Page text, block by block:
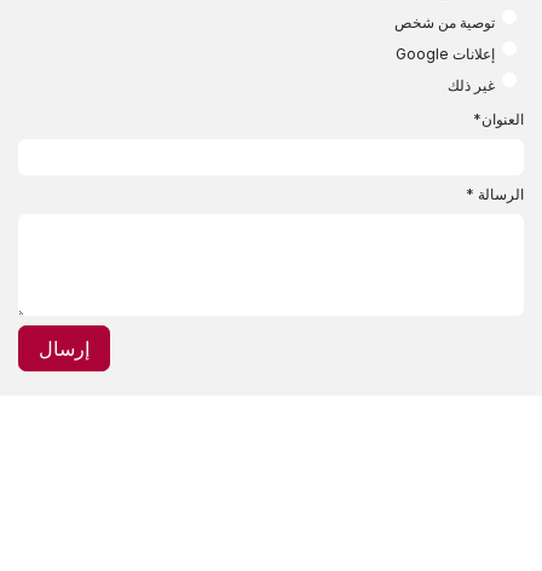
توصية من شخص​
إعلانات Google
غير ذلك
العنوان*
الرسالة *
إرسال